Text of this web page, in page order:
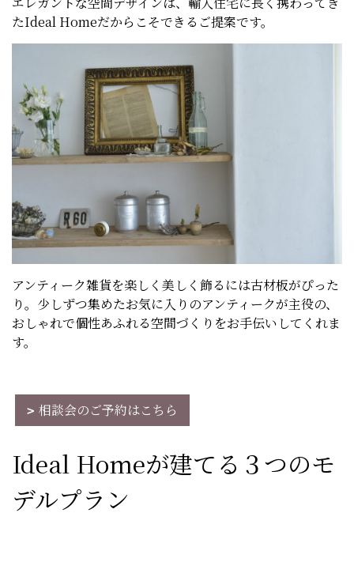
たIdeal Homeだからこそできるご提案です。
アンティーク雑貨を楽しく美しく飾るには古材板がぴった
り。少しずつ集めたお気に入りのアンティークが主役の、
おしゃれで個性あふれる空間づくりをお手伝いしてくれま
す。
相談会のご予約はこちら
Ideal Homeが建てる３つのモ
デルプラン